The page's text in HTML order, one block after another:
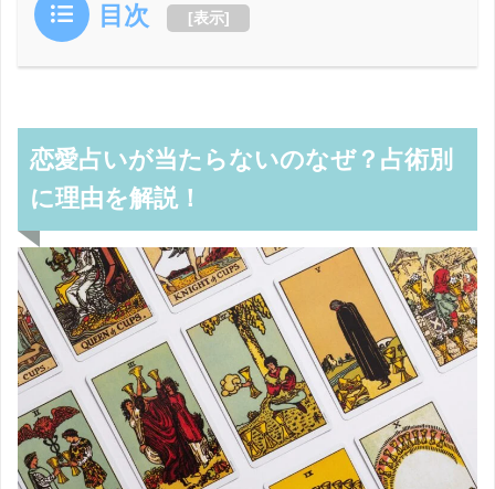
目次 [表示]
恋愛占いが当たらないのなぜ？占術別
に理由を解説！